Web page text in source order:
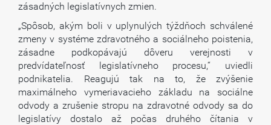
zásadných legislatívnych zmien.
„Spôsob, akým boli v uplynulých týždňoch schválené
zmeny v systéme zdravotného a sociálneho poistenia,
zásadne podkopávajú dôveru verejnosti v
predvídateľnosť legislatívneho procesu,“ uviedli
podnikatelia. Reagujú tak na to, že zvýšenie
maximálneho vymeriavacieho základu na sociálne
odvody a zrušenie stropu na zdravotné odvody sa do
legislatívy dostalo až počas druhého čítania v